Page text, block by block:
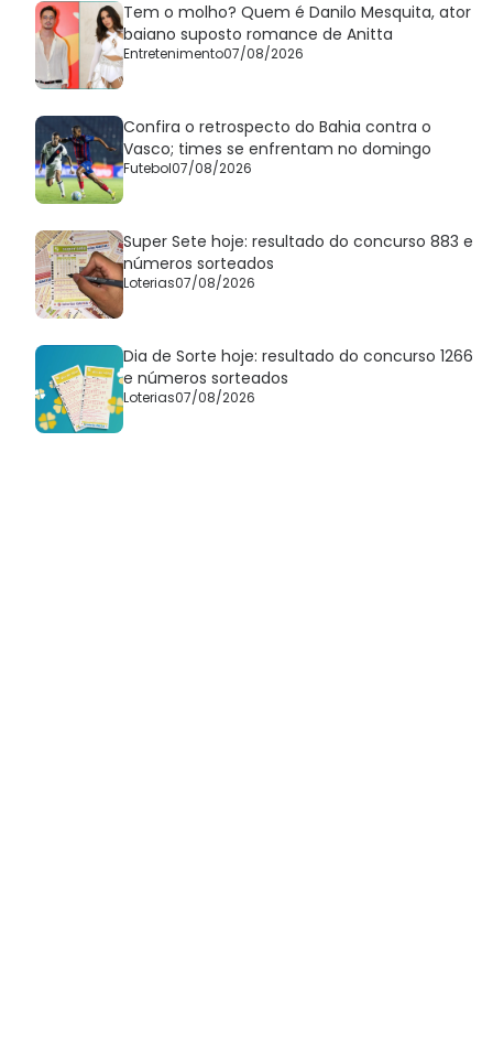
Tem o molho? Quem é Danilo Mesquita, ator
baiano suposto romance de Anitta
Entretenimento07/08/2026
Confira o retrospecto do Bahia contra o
Vasco; times se enfrentam no domingo
Futebol07/08/2026
Super Sete hoje: resultado do concurso 883 e
números sorteados
Loterias07/08/2026
Dia de Sorte hoje: resultado do concurso 1266
e números sorteados
Loterias07/08/2026